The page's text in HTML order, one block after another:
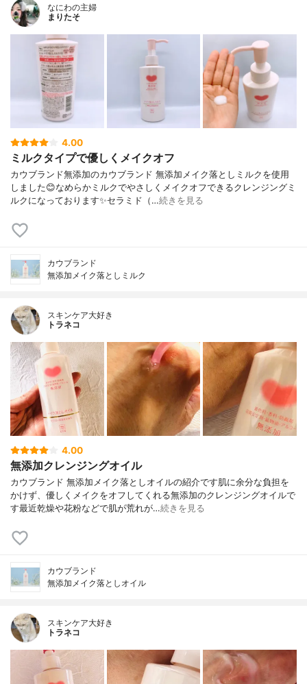
なにわの主婦
まりたそ
4.00
ミルクタイプで優しくメイクオフ
カウブランド無添加のカウブランド 無添加メイク落としミルクを使用
しました😊なめらかミルクでやさしくメイクオフできるクレンジングミ
ルクになっております✨セラミド（…続きを見る
カウブランド
無添加メイク落としミルク
スキンケア大好き
トラネコ
4.00
無添加クレンジングオイル
カウブランド 無添加メイク落としオイルの紹介です肌に余分な負担を
かけず、優しくメイクをオフしてくれる無添加のクレンジングオイルで
す最近乾燥や花粉などで肌が荒れが…続きを見る
カウブランド
無添加メイク落としオイル
スキンケア大好き
トラネコ